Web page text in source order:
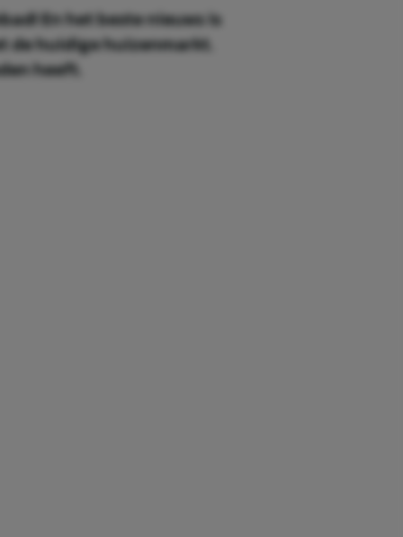
En het beste nieuws is
de huidige huizenmarkt.
heeft.